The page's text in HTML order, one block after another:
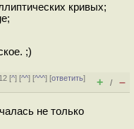
кривых;
;)
[^] [^^] [^^^] [ответить]
+ / –
не только